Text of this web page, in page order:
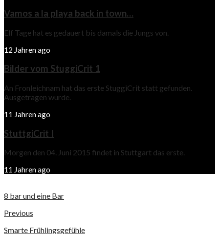
Vamos a la playa back in town…
Elf Tage hat es gedauert bis damals die Jungs von.
12 Jahren ago
Bilder vom StuggiCrit 1
An Fronleichnam hat das erste StuggiCrit statt gefunden.
Ausgetragen wurde.
11 Jahren ago
StuttgiCrit I
Morgen den 04. Juni 2015 findet in Stuttgart das erste.
11 Jahren ago
8 bar und eine Bar
Previous
Smarte Frühlingsgefühle